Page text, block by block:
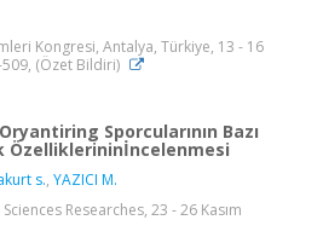
Kongresi, Antalya, Türkiye, 13 - 16
509, (Özet Bildiri)
Sporcularının Bazı
Özelliklerininİncelenmesi
s., YAZICI M.
Researches, 23 - 26 Kasım